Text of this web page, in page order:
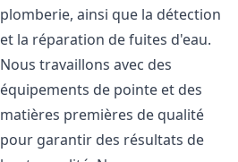
plomberie, ainsi que la détection
et la réparation de fuites d'eau.
Nous travaillons avec des
équipements de pointe et des
matières premières de qualité
pour garantir des résultats de